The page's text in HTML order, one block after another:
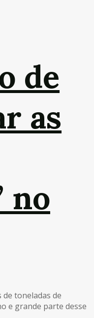
de
as
no
toneladas de
e grande parte desse